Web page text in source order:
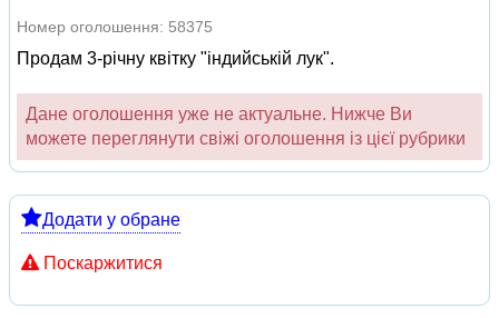
Номер оголошення: 58375
Продам 3-річну квітку "індийській лук".
Дане оголошення уже не актуальне. Нижче Ви
можете переглянути свіжі оголошення із цієї рубрики
Додати у обране
Поскаржитися